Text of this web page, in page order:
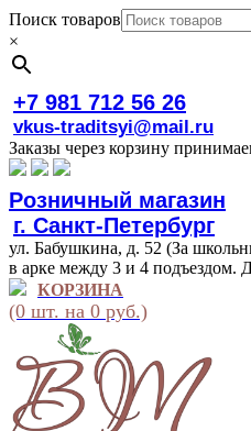
Поиск товаров
×
+7 981 712 56 26
vkus-traditsyi@mail.ru
Заказы через корзину
Розничный магазин
г. Санкт-Петербург
ул. Бабушкина, д. 52 (За
в арке между 3 и 4 подъездом.
КОРЗИНА
(0 шт. на 0 руб.)